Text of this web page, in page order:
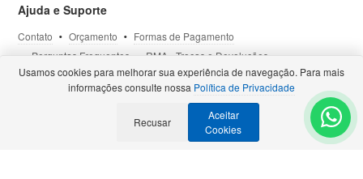
Ajuda e Suporte
Contato Orçamento
Formas de Pagamento
Perguntas Frequentes
RMA - Trocas e Devoluções
Política de Privacidade
Termos de Uso Site Seguro
Selos e Certificações- Veja todas as Parcerias Premiadas
Usamos cookies para melhorar sua experiência de navegação. Para mais
informações consulte nossa Política de Privacidade
Recusar
Aceitar
Cookies